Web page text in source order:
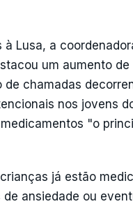
à Lusa, a
um aumento
de chamadas
nos jovens
"o
já estão
ansiedade ou